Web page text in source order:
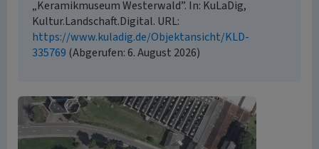
„Keramikmuseum Westerwald”. In: KuLaDig,
Kultur.Landschaft.Digital. URL:
https://www.kuladig.de/Objektansicht/KLD-
335769 (Abgerufen: 6. August 2026)